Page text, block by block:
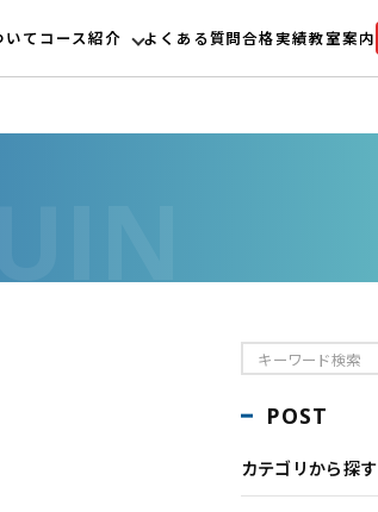
いてコース紹介 よくある質問合格実績教室案内
POST
カテゴリから探す